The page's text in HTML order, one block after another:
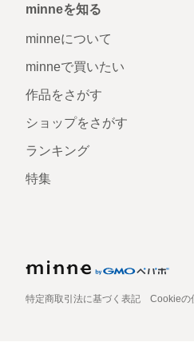
minneを知る
minneについて
minneで買いたい
作品をさがす
ショップをさがす
ランキング
特集
特定商取引法に基づく表記 Cookieの